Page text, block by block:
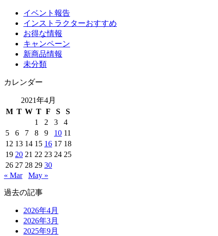
イベント報告
インストラクターおすすめ
お得な情報
キャンペーン
新商品情報
未分類
カレンダー
2021年4月
M T W T F S
S
1
2 3
4
5
6 7 8 9 10 11
12 13 14 15 16 17 18
19 20 21 22 23 24 25
26 27 28 29 30
« Mar
May »
過去の記事
2026年4月
2026年3月
2025年9月